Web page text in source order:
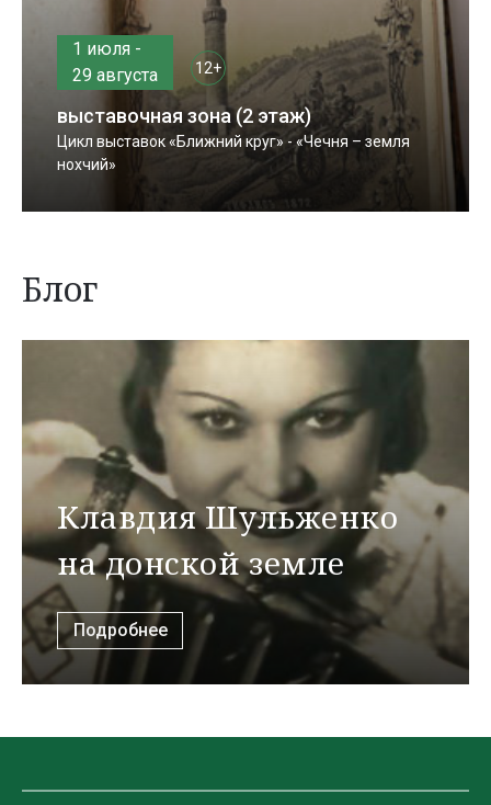
1 июля -
29 августа
12+
выставочная зона (2 этаж)
Цикл выставок «Ближний круг» - «Чечня – земля
нохчий»
Блог
Клавдия Шульженко
на донской земле
Подробнее